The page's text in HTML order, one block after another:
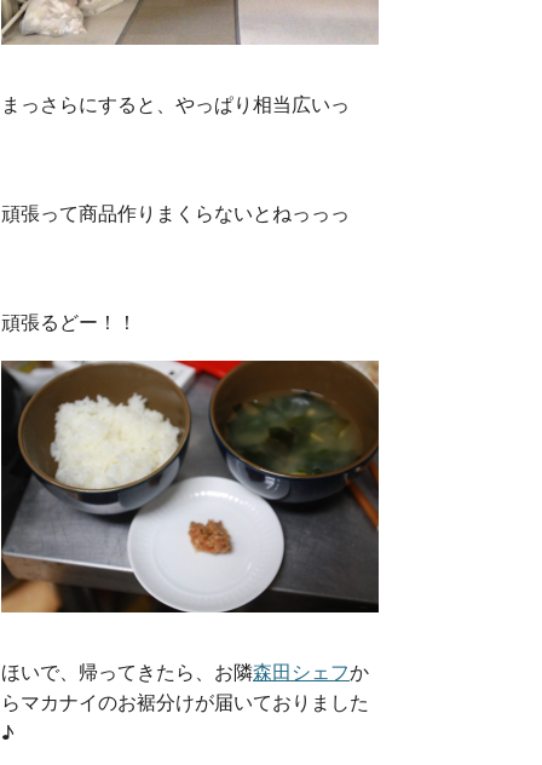
まっさらにすると、やっぱり相当広いっ
頑張って商品作りまくらないとねっっっ
頑張るどー！！
ほいで、帰ってきたら、お隣森田シェフか
らマカナイのお裾分けが届いておりました
♪